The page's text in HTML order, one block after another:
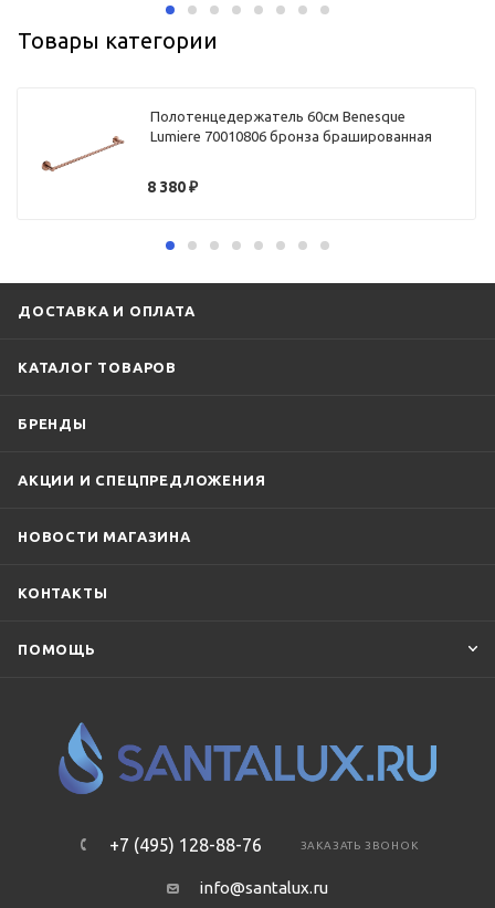
Товары категории
Полотенцедержатель 60см Benesque
Lumiere 70010806 бронза брашированная
8 380₽
ДОСТАВКА И ОПЛАТА
КАТАЛОГ ТОВАРОВ
БРЕНДЫ
АКЦИИ И СПЕЦПРЕДЛОЖЕНИЯ
НОВОСТИ МАГАЗИНА
КОНТАКТЫ
ПОМОЩЬ
+7 (495) 128-88-76 ЗАКАЗАТЬ ЗВОНОК
info@santalux.ru